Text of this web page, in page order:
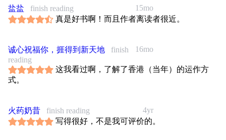
最前線，理解差異與衝突的由來，不只提供了香港人思考前
路與自省的機會，也提供了外地人理解如何應對與面對「中
國崛起」現象的可能。尤其和香港同屬碰撞前沿的臺灣，儘
實是相似的困境。 作者透過三十六個問答題，如「香港自
古以來不就是中國領土嗎？」、「為什麼香港的抗爭近年愈
來愈暴力激進？」、「一國兩制還有將來嗎？」，以兼具縱
深與橫向的方向道出香港百年來的認同之爭、制度之爭，以
15mo
盐盐
finish reading
真是好书啊！而且作者离读者很近。
16mo
诚心祝福你，捱得到新天地
finish
reading
这我看过啊，了解了香港（当年）的运作方
式。
4yr
火药奶昔
finish reading
写得很好，不是我可评价的。